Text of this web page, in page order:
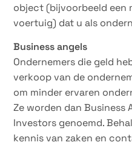
object (bijvoorbeeld een
voertuig) dat u als
Business angels
Ondernemers die geld
verkoop van de
om minder ervaren
Ze worden dan Business
Investors genoemd.
kennis van zaken en